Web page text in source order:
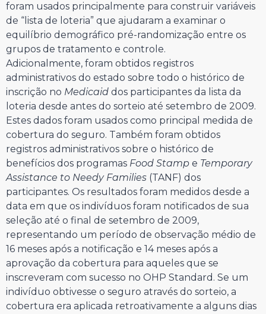
foram usados principalmente para construir variáveis
de “lista de loteria” que ajudaram a examinar o
equilíbrio demográfico pré-randomização entre os
grupos de tratamento e controle.
Adicionalmente, foram obtidos registros
administrativos do estado sobre todo o histórico de
inscrição no Medicaid dos participantes da lista da
loteria desde antes do sorteio até setembro de 2009.
Estes dados foram usados como principal medida de
cobertura do seguro. Também foram obtidos
registros administrativos sobre o histórico de
benefícios dos programas Food Stamp e Temporary
Assistance to Needy Families (TANF) dos
participantes. Os resultados foram medidos desde a
data em que os indivíduos foram notificados de sua
seleção até o final de setembro de 2009,
representando um período de observação médio de
16 meses após a notificação e 14 meses após a
aprovação da cobertura para aqueles que se
inscreveram com sucesso no OHP Standard. Se um
indivíduo obtivesse o seguro através do sorteio, a
cobertura era aplicada retroativamente a alguns dias